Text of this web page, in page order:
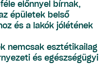
előnnyel bírnak,
épületek belső
és a lakók jólétének
nemcsak esztétikailag
és egészségügyi